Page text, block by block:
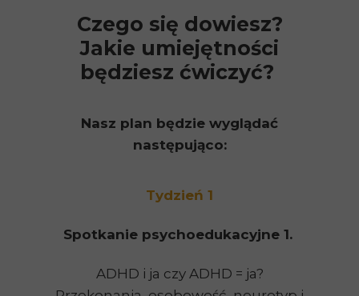
Czego się dowiesz?
Jakie umiejętności
będziesz ćwiczyć?
Tydzień 1
Spotkanie psychoedukacyjne 1.
ADHD i ja czy ADHD = ja?
Nasz plan będzie wyglądać
następująco: